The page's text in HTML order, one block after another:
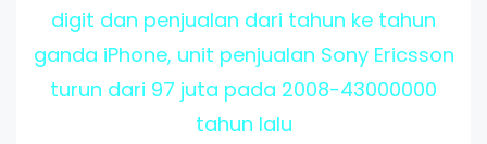
digit dan penjualan dari tahun ke tahun
ganda iPhone, unit penjualan Sony Ericsson
turun dari 97 juta pada 2008-43000000
tahun lalu